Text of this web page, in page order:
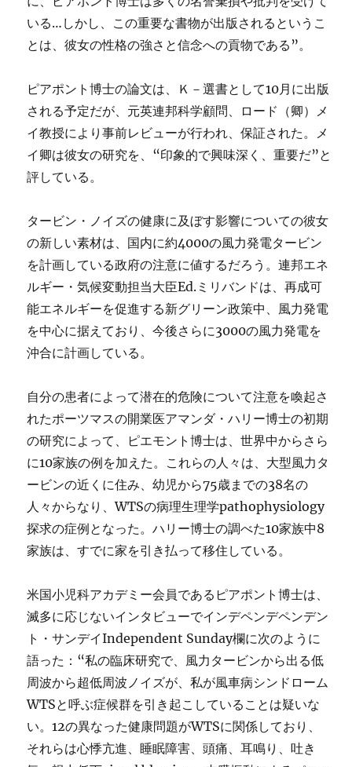
いる…しかし、この重要な書物が出版されるというこ
とは、彼女の性格の強さと信念への貢物である”。
ピアポント博士の論文は、Ｋ－選書として10月に出版
される予定だが、元英連邦科学顧問、ロード（卿）メ
イ教授により事前レビューが行われ、保証された。メ
イ卿は彼女の研究を、“印象的で興味深く、重要だ”と
評している。
タービン・ノイズの健康に及ぼす影響についての彼女
の新しい素材は、国内に約4000の風力発電タービン
を計画している政府の注意に値するだろう。連邦エネ
ルギー・気候変動担当大臣Ed.ミリバンドは、再成可
能エネルギーを促進する新グリーン政策中、風力発電
を中心に据えており、今後さらに3000の風力発電を
沖合に計画している。
自分の患者によって潜在的危険について注意を喚起さ
れたポーツマスの開業医アマンダ・ハリー博士の初期
の研究によって、ピエモント博士は、世界中からさら
に10家族の例を加えた。これらの人々は、大型風力タ
ービンの近くに住み、幼児から75歳までの38名の
人々からなり、WTSの病理生理学pathophysiology
探求の症例となった。ハリー博士の調べた10家族中8
家族は、すでに家を引き払って移住している。
米国小児科アカデミー会員であるピアポント博士は、
滅多に応じないインタビューでインデペンデペンデン
ト・サンデイIndependent Sunday欄に次のように
語った：“私の臨床研究で、風力タービンから出る低
周波から超低周波ノイズが、私が風車病シンドローム
WTSと呼ぶ症候群を引き起こしていることは疑いな
い。12の異なった健康問題がWTSに関係しており、
それらは心悸亢進、睡眠障害、頭痛、耳鳴り、吐き